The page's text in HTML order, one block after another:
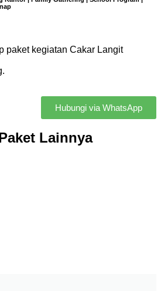
paket kegiatan Cakar Langit
Hubungi via WhatsApp
Lainnya